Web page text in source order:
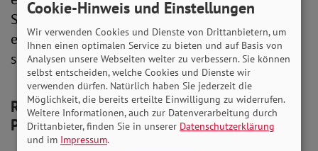
Selbstständige, Beamt*innen und Abgeordnete
einzahlen. Das würde das Rentensystem
solidarischer und gerechter machen.
Rentenerhöhungen halten mit
Preissteigerungen nicht mit
Cookie-Hinweis und Einstellungen
Wir verwenden Cookies und Dienste von Drittanbietern, um
Ihnen einen optimalen Service zu bieten und auf Basis von
Analysen unsere Webseiten weiter zu verbessern. Sie können
selbst entscheiden, welche Cookies und Dienste wir
verwenden dürfen. Natürlich haben Sie jederzeit die
Möglichkeit, die bereits erteilte Einwilligung zu widerrufen.
Weitere Informationen, auch zur Datenverarbeitung durch
Drittanbieter, finden Sie in unserer Datenschutzerklärung
und im Impressum.